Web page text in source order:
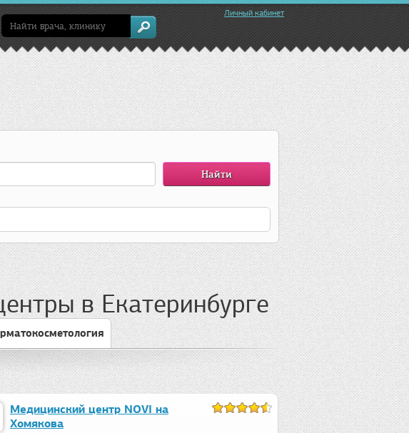
Личный кабинет
в Екатеринбурге
Медицинский центр NOVI на
Хомякова